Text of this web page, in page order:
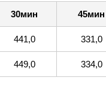
30мин 45мин
441,0 331,0
449,0 334,0